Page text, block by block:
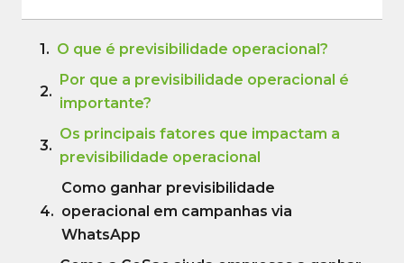
O que é previsibilidade operacional?
Por que a previsibilidade operacional é
importante?
Os principais fatores que impactam a
previsibilidade operacional
Como ganhar previsibilidade
operacional em campanhas via
WhatsApp